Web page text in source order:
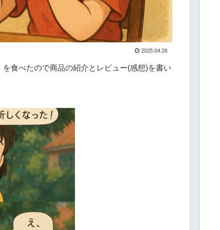
2025.04.26
食べたので商品の紹介とレビュー(感想)を書い